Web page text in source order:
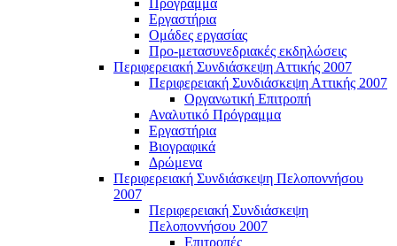
Πρόγραμμα
Εργαστήρια
Ομάδες εργασίας
Προ-μετασυνεδριακές εκδηλώσεις
Περιφερειακή Συνδιάσκεψη Αττικής 2007
Περιφερειακή Συνδιάσκεψη Αττικής 2007
Οργανωτική Επιτροπή
Αναλυτικό Πρόγραμμα
Εργαστήρια
Βιογραφικά
Δρώμενα
Περιφερειακή Συνδιάσκεψη Πελοποννήσου
2007
Περιφερειακή Συνδιάσκεψη
Πελοποννήσου 2007
Επιτροπές